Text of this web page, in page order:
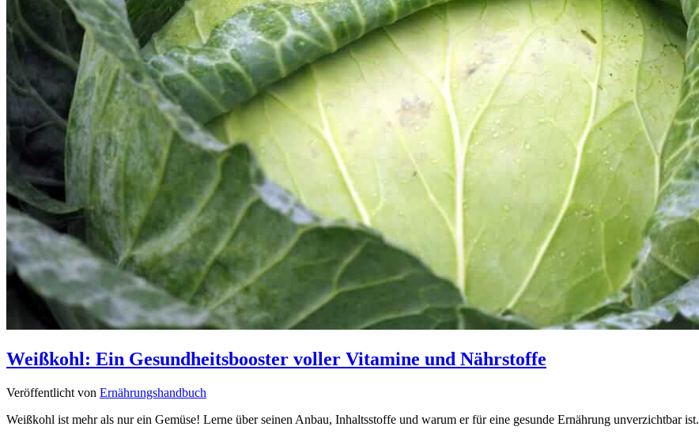
Weißkohl: Ein Gesundheitsbooster voller Vitamine und Nährstoffe
Veröffentlicht von Ernährungshandbuch
Weißkohl ist mehr als nur ein Gemüse! Lerne über seinen Anbau, Inhaltsstoffe und warum er für eine gesunde Ernährung unverzichtbar ist.